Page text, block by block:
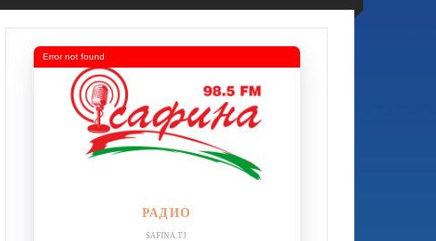
РАДИО
SAFINA.TJ
Error not found